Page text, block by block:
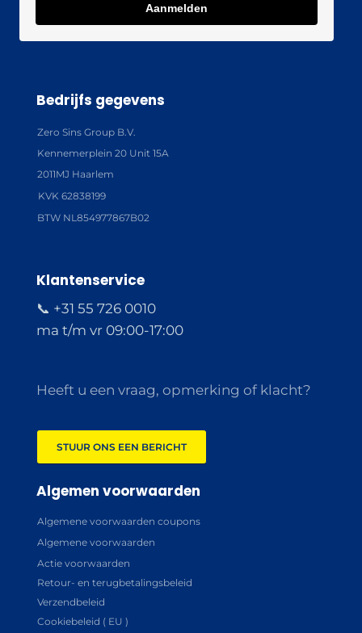
Aanmelden
Bedrijfs gegevens
Zero Sins Group B.V.
Kennemerplein 20 Unit 15A
2011MJ Haarlem
KVK 62838199
BTW NL854977867B02
Klantenservice
📞 +31 55 726 0010
ma t/m vr 09:00-17:00
Heeft u een vraag, opmerking of klacht?
STUUR ONS EEN BERICHT
Algemen voorwaarden
Algemene voorwaarden coupons
Algemene voorwaarden
Actie voorwaarden
Retour- en terugbetalingsbeleid
Verzendbeleid
Cookiebeleid ( EU )